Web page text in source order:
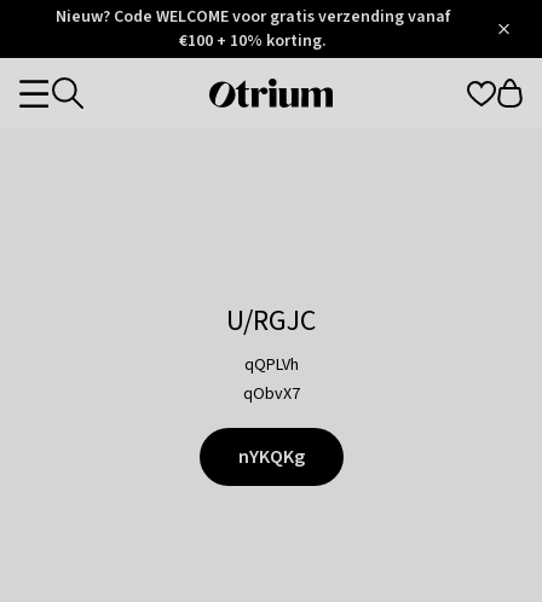
Otrium
Trustpilot
Nieuw? Code WELCOME voor gratis verzending vanaf
€100 + 10% korting.
Otrium
Categories
U/RGJC
qQPLVh
qObvX7
nYKQKg